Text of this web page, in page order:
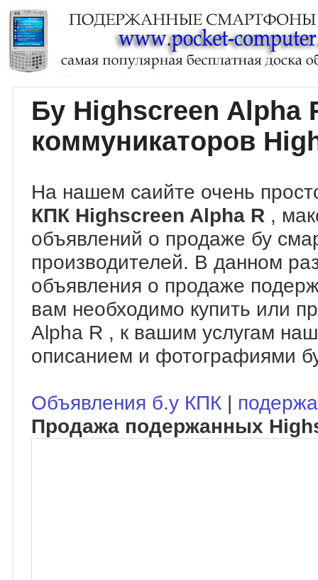
Бу Highscreen Alpha
коммуникаторов
На нашем саийте очень
КПК Highscreen Alpha R ,
объявлений о продаже бу
производителей. В данном
объявления о продаже
вам необходимо купить или
Alpha R , к вашим услугам
описанием и фотографиями
Объявления б.у КПК |
Продажа подержанных